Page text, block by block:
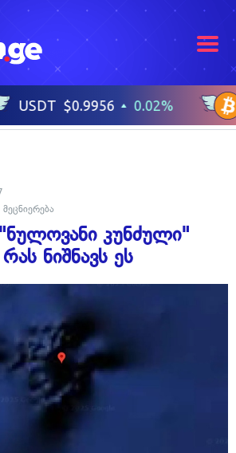
მეცნიერება
კუნძული"
ნიშნავს ეს